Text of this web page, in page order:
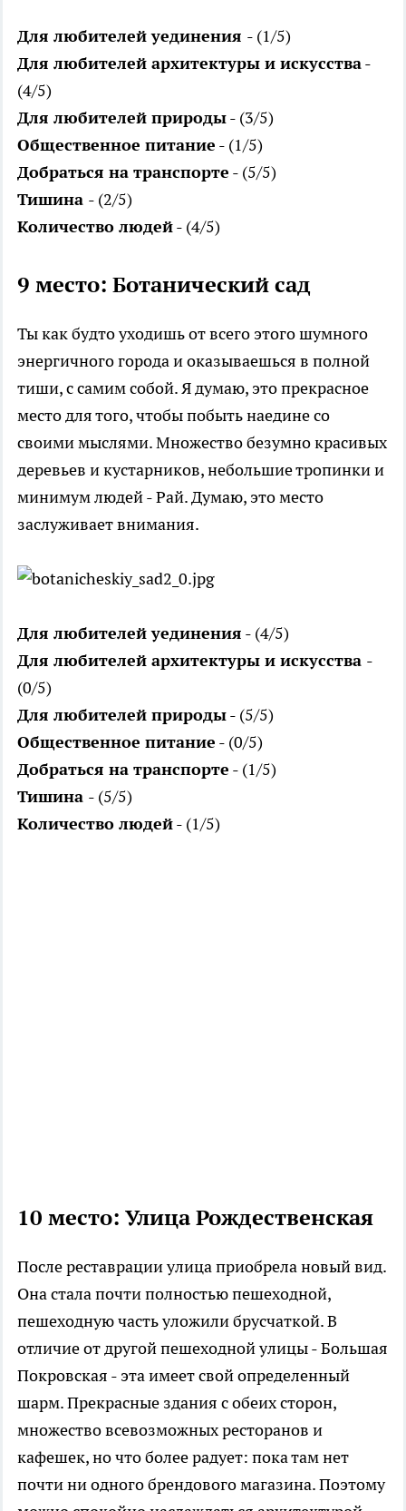
Для любителей уединения - (1/5)
Для любителей архитектуры и искусства-
(4/5)
Для любителей природы- (3/5)
Общественное питание - (1/5)
Добраться на транспорте - (5/5)
Тишина - (2/5)
Количество людей- (4/5)
9 место: Ботанический сад
Ты как будто уходишь от всего этого шумного
энергичного города и оказываешься в полной
тиши, с самим собой. Я думаю, это прекрасное
место для того, чтобы побыть наедине со
своими мыслями. Множество безумно красивых
деревьев и кустарников, небольшие тропинки и
минимум людей - Рай. Думаю, это место
заслуживает внимания.
Для любителей уединения - (4/5)
Для любителей архитектуры и искусства -
(0/5)
Для любителей природы- (5/5)
Общественное питание - (0/5)
Добраться на транспорте - (1/5)
Тишина - (5/5)
Количество людей- (1/5)
10 место: Улица Рождественская
После реставрации улица приобрела новый вид.
Она стала почти полностью пешеходной,
пешеходную часть уложили брусчаткой. В
отличие от другой пешеходной улицы - Большая
Покровская - эта имеет свой определенный
шарм. Прекрасные здания с обеих сторон,
множество всевозможных ресторанов и
кафешек, но что более радует: пока там нет
почти ни одного брендового магазина. Поэтому